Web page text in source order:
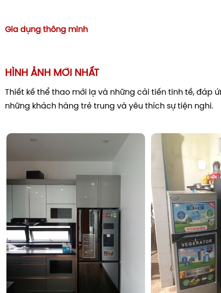
Gia dụng thông minh
HÌNH ẢNH MỚI NHẤT
Thiết kế thể thao mới lạ và những cải tiến tinh tế, đáp
những khách hàng trẻ trung và yêu thích sự tiện nghi.